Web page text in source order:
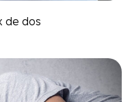
de dos